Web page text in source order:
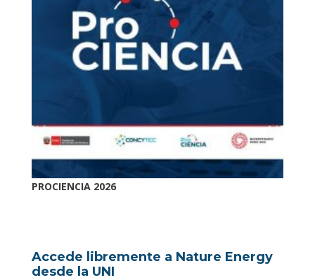
PROCIENCIA 2026
Accede libremente a Nature Energy
desde la UNI